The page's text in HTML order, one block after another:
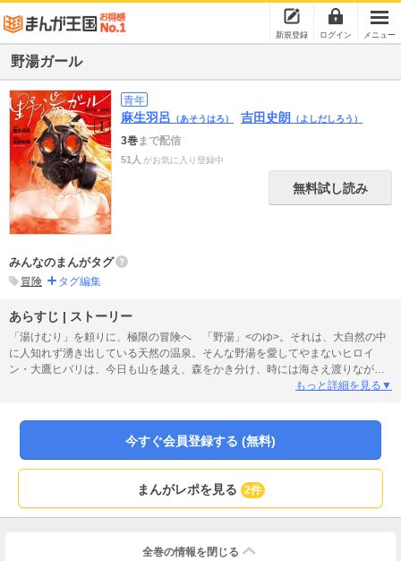
新規登録 ログイン メニュー
野湯ガール
青年
麻生羽呂 （あそうはろ） 吉田史朗 （よしだしろう）
3巻まで配信
51人 がお気に入り登録中
無料試し読み
みんなのまんがタグ
冒険 タグ編集
あらすじ | ストーリー
「湯けむり」を頼りに、極限の冒険へ 「野湯」<のゆ>。それは、大自然の中
に人知れず湧き出している天然の温泉。そんな野湯を愛してやまないヒロイ
ン・大鷹ヒバリは、今日も山を越え、森をかき分け、時には海さえ渡りなが
ら、日本中の野湯を目指して進み続ける。すべては大自然の試練を超えた先に
もっと詳細を見る▼
今すぐ会員登録する (無料)
まんがレポを見る 2件
全巻の情報を 閉じる